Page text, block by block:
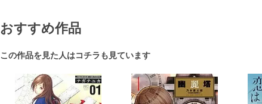
おすすめ作品
この作品を見た人はコチラも見ています